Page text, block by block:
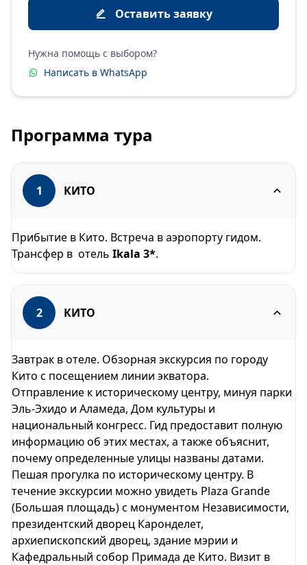
Оставить заявку
Нужна помощь с выбором?
Написать в WhatsApp
Программа тура
1 КИТО
Прибытие в Кито. Встреча в аэропорту гидом.
Трансфер в отель Ikala 3*.
2 КИТО
Завтрак в отеле. Обзорная экскурсия по городу
Кито с посещением линии экватора.
Отправление к историческому центру, минуя парки
Эль-Эхидо и Аламеда, Дом культуры и
национальный конгресс. Гид предоставит полную
информацию об этих местах, а также объяснит,
почему определенные улицы названы датами.
Пешая прогулка по историческому центру. В
течение экскурсии можно увидеть Plaza Grande
(Большая площадь) с монументом Независимости,
президентский дворец Каронделет,
архиепископский дворец, здание мэрии и
Кафедральный собор Примада де Кито. Визит в